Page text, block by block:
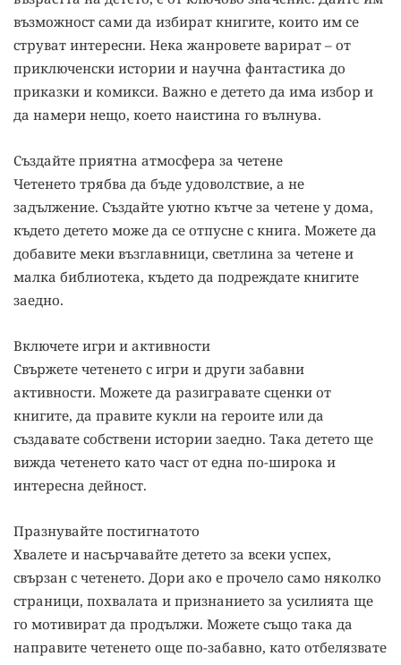
възможност сами да избират книгите, които им се
струват интересни. Нека жанровете варират – от
приключенски истории и научна фантастика до
приказки и комикси. Важно е детето да има избор и
да намери нещо, което наистина го вълнува.
Създайте приятна атмосфера за четене
Четенето трябва да бъде удоволствие, а не
задължение. Създайте уютно кътче за четене у дома,
където детето може да се отпусне с книга. Можете да
добавите меки възглавници, светлина за четене и
малка библиотека, където да подреждате книгите
заедно.
Включете игри и активности
Свържете четенето с игри и други забавни
активности. Можете да разигравате сценки от
книгите, да правите кукли на героите или да
създавате собствени истории заедно. Така детето ще
вижда четенето като част от една по-широка и
интересна дейност.
Празнувайте постигнатото
Хвалете и насърчавайте детето за всеки успех,
свързан с четенето. Дори ако е прочело само няколко
страници, похвалата и признанието за усилията ще
го мотивират да продължи. Можете също така да
направите четенето още по-забавно, като отбелязвате